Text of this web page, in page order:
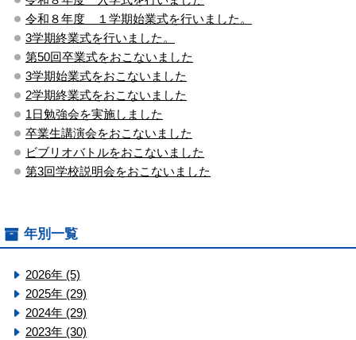
令和８年度 １学期始業式を行いました。
3学期終業式を行いました。
第50回卒業式をおこないました
3学期始業式をおこないました
2学期終業式をおこないました
1日勉強会を実施しました
卒業生講演会をおこないました
ビブリオバトルをおこないました
第3回学校説明会をおこないました
年別一覧
2026年 (5)
2025年 (29)
2024年 (29)
2023年 (30)